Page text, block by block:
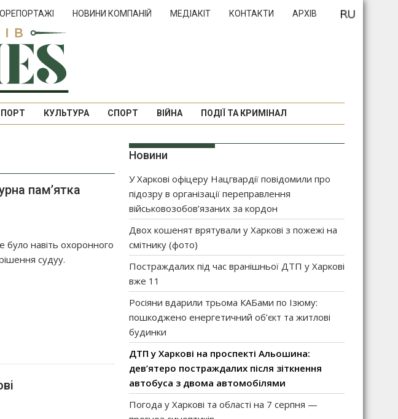
НОВИНИ КОМПАНІЙ МЕДІАКІТ КОНТАКТИ АРХІВ
КУЛЬТУРА СПОРТ ВІЙНА ПОДІЇ ТА КРИМІНАЛ
пам’ятка
було навіть охоронного
судуу.
Новини
У Харкові офіцеру Нацгвардії повідомили про
підозру в організації переправлення
військовозобов’язаних за кордон
Двох кошенят врятували у Харкові з пожежі на
смітнику (фото)
Постраждалих під час вранішньої ДТП у Харкові
вже 11
Росіяни вдарили трьома КАБами по Ізюму:
пошкоджено енергетичний об’єкт та житлові
будинки
ДТП у Харкові на проспекті Альошина:
дев’ятеро постраждалих після зіткнення
автобуса з двома автомобілями
Погода у Харкові та області на 7 серпня —